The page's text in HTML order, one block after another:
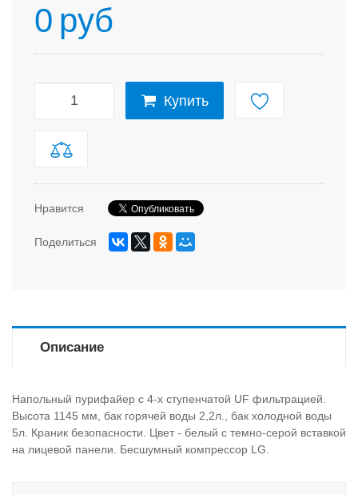
0 руб
Купить
Нравится
Поделиться
Описание
Напольный пурифайер с 4-х ступенчатой UF фильтрацией.
Высота 1145 мм, бак горячей воды 2,2л., бак холодной воды
5л. Краник безопасности. Цвет - белый с темно-серой вставкой
на лицевой панели. Бесшумный компрессор LG.